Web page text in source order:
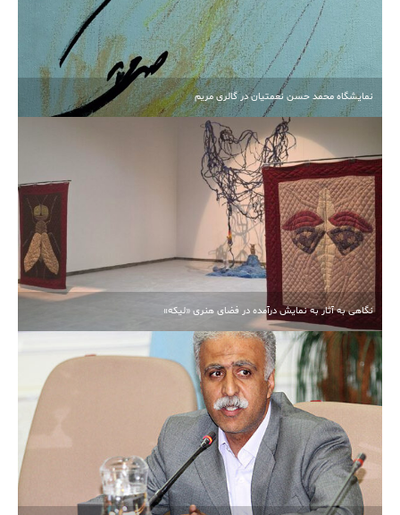
نمایشگاه محمد حسن نعمتیان در گالری مریم
نگاهی به آثار به نمایش درآمده در فضای هنری «لیکه»